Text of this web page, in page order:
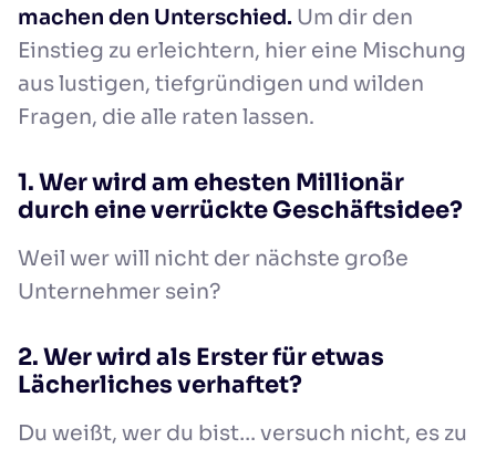
machen den Unterschied. Um dir den
Einstieg zu erleichtern, hier eine Mischung
aus lustigen, tiefgründigen und wilden
Fragen, die alle raten lassen.
1. Wer wird am ehesten Millionär
durch eine verrückte Geschäftsidee?
Weil wer will nicht der nächste große
Unternehmer sein?
2. Wer wird als Erster für etwas
Lächerliches verhaftet?
Du weißt, wer du bist… versuch nicht, es zu